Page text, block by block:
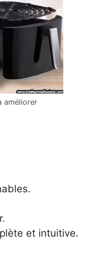
améliorer
et intuitive.